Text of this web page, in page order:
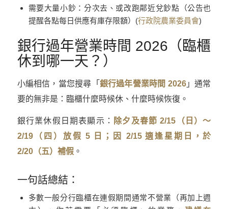
需要大量小鈔：分次去、或改跑鄰近兌鈔點（公告也
提醒各點每日供應有庫存限額）(行政院農業委員會)
銀行過年營業時間 2026（臨櫃
休到哪一天？）
小編相信，當您搜尋「 銀行過年營業時間 2026」通常
要的無非是：臨櫃什麼時候休、什麼時候恢復。
銀行業休假日期表顯示：
除夕及春節 2/15（日）～
2/19（四）放假 5 日；因 2/15 適逢星期日，於
2/20（五）補假。
一句話總結：
多數一般分行臨櫃在連假期間通常不營業（再加上週